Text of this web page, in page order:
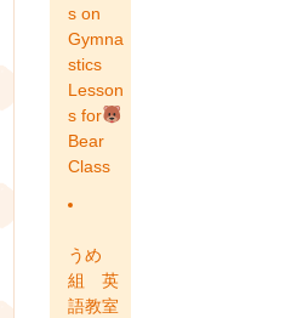
s on
Gymna
stics
Lesson
s for
Bear
Class
うめ
組 英
語教室